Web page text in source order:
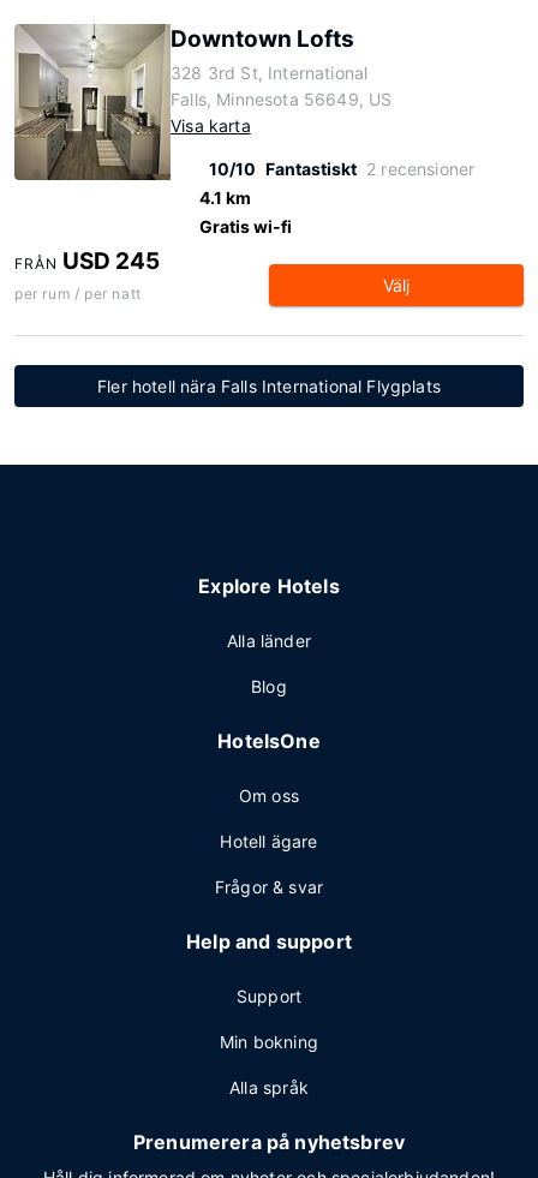
Downtown Lofts
328 3rd St, International
Falls, Minnesota 56649, US
Visa karta
10/10 Fantastiskt 2 recensioner
4.1 km
Gratis wi-fi
FRÅN USD 245
per rum / per natt Välj
Fler hotell nära Falls International Flygplats
Explore Hotels
Alla länder
Blog
HotelsOne
Om oss
Hotell ägare
Frågor & svar
Help and support
Support
Min bokning
Alla språk
Prenumerera på nyhetsbrev